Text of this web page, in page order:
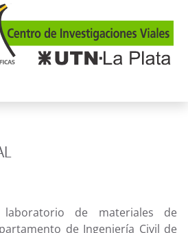
de materiales de
de Ingeniería Civil de